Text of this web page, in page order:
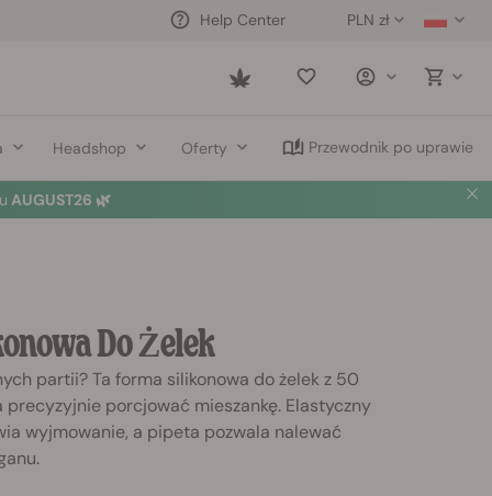
PLN zł
Help Center
Saved
Headshop Oferty Przewodnik po uprawie
AUGUST26 🌿
Do Żelek
partii? Ta forma silikonowa do żelek z 50
precyzyjnie porcjować mieszankę. Elastyczny
wyjmowanie, a pipeta pozwala nalewać